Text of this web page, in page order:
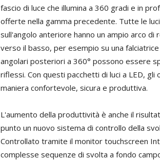
fascio di luce che illumina a 360 gradi e in
offerte nella gamma precedente. Tutte le
sull'angolo anteriore hanno un ampio arco
verso il basso, per esempio su una
angolari posteriori a 360° possono essere
riflessi. Con questi pacchetti di luci a LED,
maniera confortevole, sicura e produttiva.
L'aumento della produttività è anche il
punto un nuovo sistema di controllo della
Controllato tramite il monitor touchscreen
complesse sequenze di svolta a fondo